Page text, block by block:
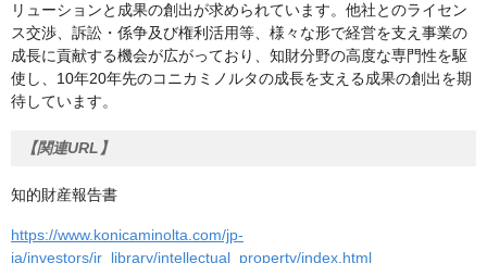
リューションと成果の創出が求められています。他社とのライセン
ス交渉、訴訟・係争及び権利活用等、様々な形で経営を支え事業の
成長に貢献する機会が広がっており、知財分野の高度な専門性を駆
使し、10年20年先のコニカミノルタの成長を支える成果の創出を期
待しています。
【関連URL】
知的財産報告書
https://www.konicaminolta.com/jp-
ja/investors/ir_library/intellectual_property/index.html